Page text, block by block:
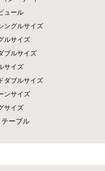
ュール
ングルサイズ
ルサイズ
ブルサイズ
サイズ
ダブルサイズ
ンサイズ
サイズ
ーブル